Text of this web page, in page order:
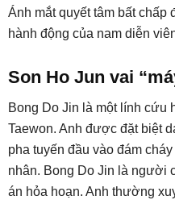
Ánh mắt quyết tâm bất chấp
hành động của nam diễn
Son Ho Jun vai
Bong Do Jin là một lính cứu
Taewon. Anh được đặt biệt
pha tuyến đầu vào đám
nhân. Bong Do Jin là người
án hỏa hoạn. Anh thường